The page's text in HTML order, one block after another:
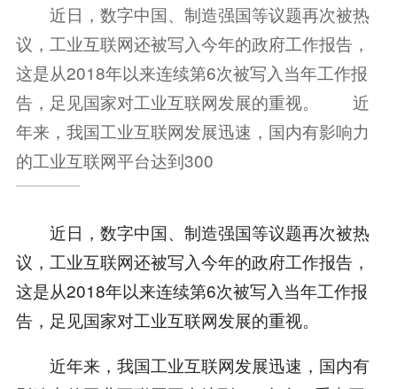
近日，数字中国、制造强国等议题再次被热
议，工业互联网还被写入今年的政府工作报告，
这是从2018年以来连续第6次被写入当年工作报
告，足见国家对工业互联网发展的重视。 近
年来，我国工业互联网发展迅速，国内有影响力
的工业互联网平台达到300
近日，数字中国、制造强国等议题再次被热
议，工业互联网还被写入今年的政府工作报告，
这是从2018年以来连续第6次被写入当年工作报
告，足见国家对工业互联网发展的重视。
近年来，我国工业互联网发展迅速，国内有